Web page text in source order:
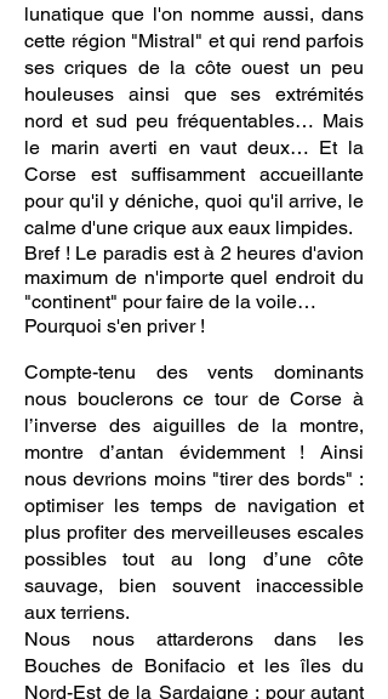
lunatique que l'on nomme aussi, dans
cette région "Mistral" et qui rend parfois
ses criques de la côte ouest un peu
houleuses ainsi que ses extrémités
nord et sud peu fréquentables… Mais
le marin averti en vaut deux… Et la
Corse est suffisamment accueillante
pour qu'il y déniche, quoi qu'il arrive, le
calme d'une crique aux eaux limpides.
Bref ! Le paradis est à 2 heures d'avion
maximum de n'importe quel endroit du
"continent" pour faire de la voile…
Pourquoi s'en priver !
Compte-tenu des vents dominants
nous bouclerons ce tour de Corse à
l’inverse des aiguilles de la montre,
montre d’antan évidemment ! Ainsi
nous devrions moins "tirer des bords" :
optimiser les temps de navigation et
plus profiter des merveilleuses escales
possibles tout au long d’une côte
sauvage, bien souvent inaccessible
aux terriens.
Nous nous attarderons dans les
Bouches de Bonifacio et les îles du
Nord-Est de la Sardaigne ; pour autant